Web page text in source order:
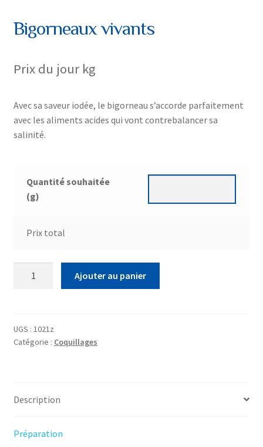
Bigorneaux vivants
Prix du jourkg
Avec sa saveur iodée, le bigorneau s’accorde parfaitement
avec les aliments acides qui vont contrebalancer sa
salinité.
Quantité souhaitée
(g)
Prix total
Ajouter au panier
UGS : 1021z
Catégorie : Coquillages
Description
Préparation